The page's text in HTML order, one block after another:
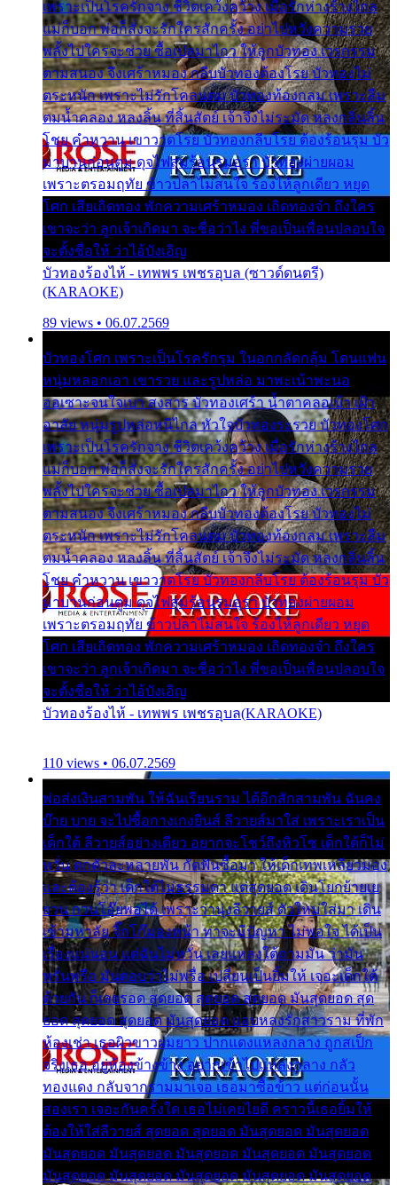
เพราะเป็นโรครักจาง ชีวิตเคว้งคว้าง เมื่อรักห่างร้างไกล
แม่ก็บอก พ่อก็สั่งจะรักใครสักครั้ง อย่าไปหวังความรวย
พลั้งไปใครจะช่วย ซื้อเปลมาไกว ให้ลูกบัวทอง เวรกรรม
ตามสนอง จึงเศร้าหมอง กลีบบัวทองต้องโรย บัวทองไม่
ตระหนัก เพราะไม่รักโคลนตม บัวทองท้องกลม เพราะลืม
ตมน้ำคลอง หลงลิ้น ที่สิ้นสัตย์ เจ้าจึงไม่ระมัด หลงกลิ่นลิ้น
โชย คำหวาน เขาวาดโรย บัวทองกลีบโรย ต้องร้อนรุม บัว
มาบานก่อนตูม ดุจไฟสุมร้อนรุมอุรา บัวทองผ่ายผอม
เพราะตรอมฤทัย ข้าวปลาไม่สนใจ ร้องไห้ลูกเดียว หยุด
โศก เสียเถิดทอง พักความเศร้าหมอง เถิดทองจ๋า ถึงใคร
เขาจะว่า ลูกเจ้าเกิดมา จะชื่อว่าไง พี่ขอเป็นเพื่อนปลอบใจ
จะตั้งชื่อให้ ว่าไอ้บังเอิญ
บัวทองร้องไห้ - เทพพร เพชรอุบล (ซาวด์ดนตรี)
(KARAOKE)
89 views • 06.07.2569
บัวทองโศก เพราะเป็นโรครักรุม ในอกกลัดกลุ้ม โดนแฟน
หนุ่มหลอกเอา เขารวย และรูปหล่อ มาพะเน้าพะนอ
ออเซาะจนใจเบา สงสาร บัวทองเศร้า น้ำตาคลอเบ้า เฝ้า
อาลัย หนุ่มรูปหล่อหนีไกล หัวใจบัวทองระรวย บัวทองโศก
เพราะเป็นโรครักจาง ชีวิตเคว้งคว้าง เมื่อรักห่างร้างไกล
แม่ก็บอก พ่อก็สั่งจะรักใครสักครั้ง อย่าไปหวังความรวย
พลั้งไปใครจะช่วย ซื้อเปลมาไกว ให้ลูกบัวทอง เวรกรรม
ตามสนอง จึงเศร้าหมอง กลีบบัวทองต้องโรย บัวทองไม่
ตระหนัก เพราะไม่รักโคลนตม บัวทองท้องกลม เพราะลืม
ตมน้ำคลอง หลงลิ้น ที่สิ้นสัตย์ เจ้าจึงไม่ระมัด หลงกลิ่นลิ้น
โชย คำหวาน เขาวาดโรย บัวทองกลีบโรย ต้องร้อนรุม บัว
มาบานก่อนตูม ดุจไฟสุมร้อนรุมอุรา บัวทองผ่ายผอม
เพราะตรอมฤทัย ข้าวปลาไม่สนใจ ร้องไห้ลูกเดียว หยุด
โศก เสียเถิดทอง พักความเศร้าหมอง เถิดทองจ๋า ถึงใคร
เขาจะว่า ลูกเจ้าเกิดมา จะชื่อว่าไง พี่ขอเป็นเพื่อนปลอบใจ
จะตั้งชื่อให้ ว่าไอ้บังเอิญ
บัวทองร้องไห้ - เทพพร เพชรอุบล(KARAOKE)
110 views • 06.07.2569
พ่อส่งเงินสามพัน ให้ฉันเรียนราม ได้อีกสักสามพัน ฉันคง
บ๊าย บาย จะไปซื้อกางเกงยีนส์ ลีวายส์มาใส่ เพราะเราเป็น
เด็กใต้ ลีวายส์อย่างเดียว อยากจะโชว์ถึงหิวโซ เด็กใต้ก็ไม่
หวั่น ตกตัวละหลายพัน กัดฟันซื้อมา ให้เด็กเทพเหลียวมอง
และต้องรู้ว่า เด็กใต้ไม่ธรรมดา แต่สุดยอด เดินโยกย้ายเย
ยวน กวนโอ๊ยพอได้ เพราะว่านุ่งลีวายส์ ตัวใหม่ใส่มา เดิน
เข้ามหาลัย จิ๊กโก๊มองหน้า ท่าจะมีปัญหา ไม่พอใจ ได้เป็น
เรื่องแน่นอน แต่ฉันไม่หวั่น เลยแหลงใต้ถามมัน ว่ามัน
พรั่นพรือ มันตอบว่าไม่พรื่อ เปลี่ยนเป็นยิ้มให้ เจอะเด็กใต้
ด้วยกัน ก็เลยรอด สุดยอด สุดยอด สุดยอด มันสุดยอด สุด
ยอด สุดยอด สุดยอด มันสุดยอด แอบหลงรักสาวราม ที่พัก
ห้องเช่า เธอผิวขาวผมยาว ปากแดงแหลงกลาง ถูกสเป็ก
จริงเธอ อยู่ห้องข้างข้าง อยากเข้าไปแหลงกลาง กลัว
ทองแดง กลับจากรามมาเจอ เธอมาซื้อข้าว แต่ก่อนนั้น
สองเรา เจอะกันครั้งใด เธอไม่เคยไยดี คราวนี้เธอยิ้มให้
ต้องให้ใส่ลีวายส์ สุดยอด สุดยอด มันสุดยอด มันสุดยอด
มันสุดยอด มันสุดยอด มันสุดยอด มันสุดยอด มันสุดยอด
มันสุดยอด มันสุดยอด มันสุดยอด มันสุดยอด มันสุดยอด